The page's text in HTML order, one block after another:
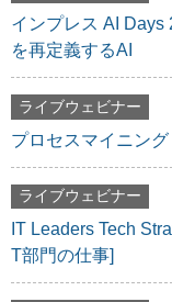
インプレス AI Days
を再定義するAI
ライブウェビナー
プロセスマイニン
ライブウェビナー
IT Leaders Tech
T部門の仕事]